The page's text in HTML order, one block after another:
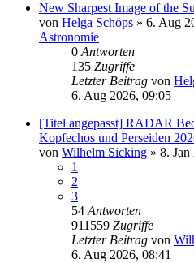
New Sharpest Image of the
von Helga Schöps » 6. Aug
Astronomie
0 Antworten
135 Zugriffe
Letzter Beitrag von
6. Aug 2026, 09:05
[Titel angepasst] RADAR
Kopfechos und Perseiden
von Wilhelm Sicking » 8. Jan
1
2
3
54 Antworten
911559 Zugriffe
Letzter Beitrag von
6. Aug 2026, 08:41